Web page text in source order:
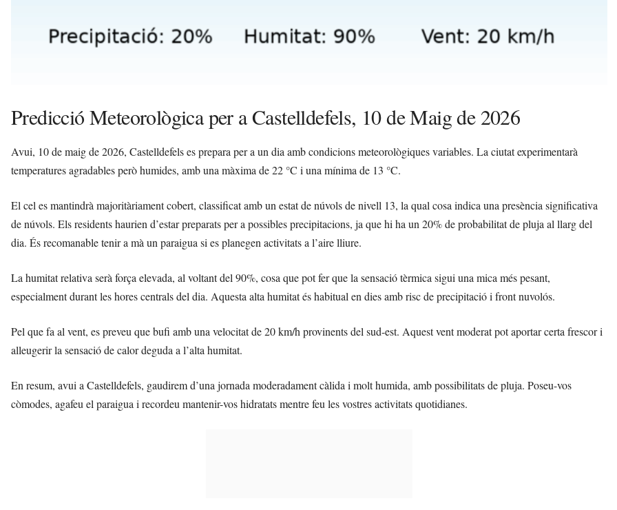
Predicció Meteorològica per a Castelldefels, 10 de Maig de 2026
Avui, 10 de maig de 2026, Castelldefels es prepara per a un dia amb condicions meteorològiques variables. La ciutat experimentarà
temperatures agradables però humides, amb una màxima de 22 °C i una mínima de 13 °C.
El cel es mantindrà majoritàriament cobert, classificat amb un estat de núvols de nivell 13, la qual cosa indica una presència significativa
de núvols. Els residents haurien d’estar preparats per a possibles precipitacions, ja que hi ha un 20% de probabilitat de pluja al llarg del
dia. És recomanable tenir a mà un paraigua si es planegen activitats a l’aire lliure.
La humitat relativa serà força elevada, al voltant del 90%, cosa que pot fer que la sensació tèrmica sigui una mica més pesant,
especialment durant les hores centrals del dia. Aquesta alta humitat és habitual en dies amb risc de precipitació i front nuvolós.
Pel que fa al vent, es preveu que bufi amb una velocitat de 20 km/h provinents del sud-est. Aquest vent moderat pot aportar certa frescor i
alleugerir la sensació de calor deguda a l’alta humitat.
En resum, avui a Castelldefels, gaudirem d’una jornada moderadament càlida i molt humida, amb possibilitats de pluja. Poseu-vos
còmodes, agafeu el paraigua i recordeu mantenir-vos hidratats mentre feu les vostres activitats quotidianes.